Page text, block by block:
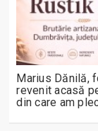
Marius Dănilă,
revenit acasă
din care am